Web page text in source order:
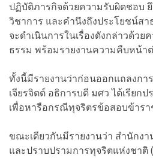
ปฏิบัติภารกิจด้วยความรับผิดชอบ
วิชาการ และคำนึงถึงประโยชน์ส
จะดำเนินการในเรื่องดังกล่าวด้วย
ธรรม พร้อมรายงานความคืบหน้า
ทั้งนี้มีรายงานว่าก่อนออกแถลงกา
เจียรจิตต์ อธิการบดี มศว ได้เรียก
เพื่อหารือกรณีทุจริตรข้อสอบข้าร
ขณะเดียวกันมีรายงานว่า สำนักง
และปราบปรามการทุจริตแห่งชาติ